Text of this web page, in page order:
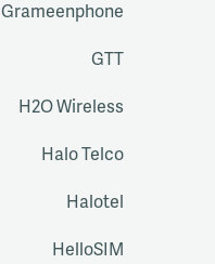
Grameenphone
GTT
H2O Wireless
Halo Telco
Halotel
HelloSIM